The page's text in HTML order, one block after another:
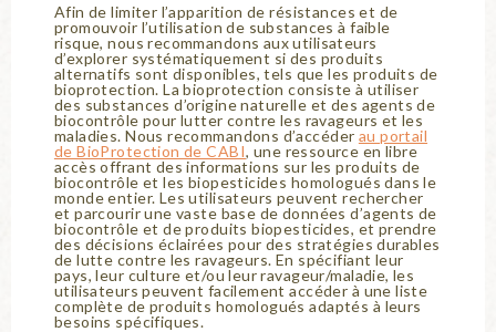
Afin de limiter l’apparition de résistances et de
promouvoir l’utilisation de substances à faible
risque, nous recommandons aux utilisateurs
d’explorer systématiquement si des produits
alternatifs sont disponibles, tels que les produits de
bioprotection. La bioprotection consiste à utiliser
des substances d’origine naturelle et des agents de
biocontrôle pour lutter contre les ravageurs et les
maladies. Nous recommandons d’accéder au portail
de BioProtection de CABI, une ressource en libre
accès offrant des informations sur les produits de
biocontrôle et les biopesticides homologués dans le
monde entier. Les utilisateurs peuvent rechercher
et parcourir une vaste base de données d’agents de
biocontrôle et de produits biopesticides, et prendre
des décisions éclairées pour des stratégies durables
de lutte contre les ravageurs. En spécifiant leur
pays, leur culture et/ou leur ravageur/maladie, les
utilisateurs peuvent facilement accéder à une liste
complète de produits homologués adaptés à leurs
besoins spécifiques.